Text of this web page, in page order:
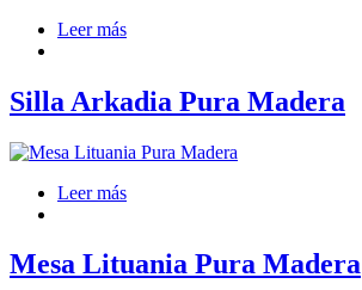
Leer más
Silla Arkadia Pura Madera
Leer más
Mesa Lituania Pura Madera